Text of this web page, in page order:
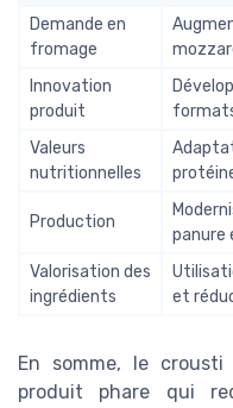
Demande en
fromage
Innovation
produit
Valeurs
nutritionnelles
Production
panure
Valorisation des
ingrédients
et
En somme, le crousti
produit phare qui